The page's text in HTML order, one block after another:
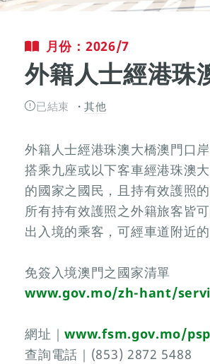
月份：2026/7
外籍人士經港珠
已結束 其他
外籍人士經港珠澳大橋澳門口
搭乘九座或以下客車經港珠澳
的國家之國民，且持有效護照
所有持有效護照之外籍旅客皆
出入境的乘客，可經車道附近
免簽入境澳門之國家清單
www.gov.mo/zh-hant/
網址｜www.fsm.gov.mo/
查詢電話｜(853) 2872 5488